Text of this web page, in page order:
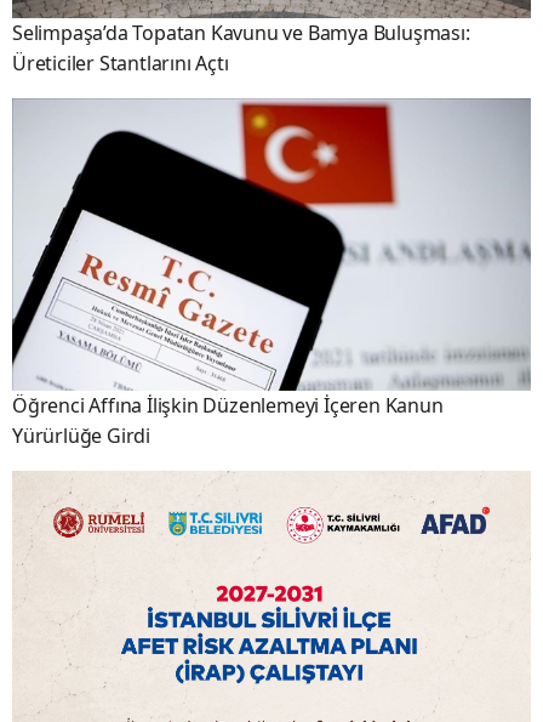
Selimpaşa’da Topatan Kavunu ve Bamya Buluşması:
Üreticiler Stantlarını Açtı
Öğrenci Affına İlişkin Düzenlemeyi İçeren Kanun
Yürürlüğe Girdi